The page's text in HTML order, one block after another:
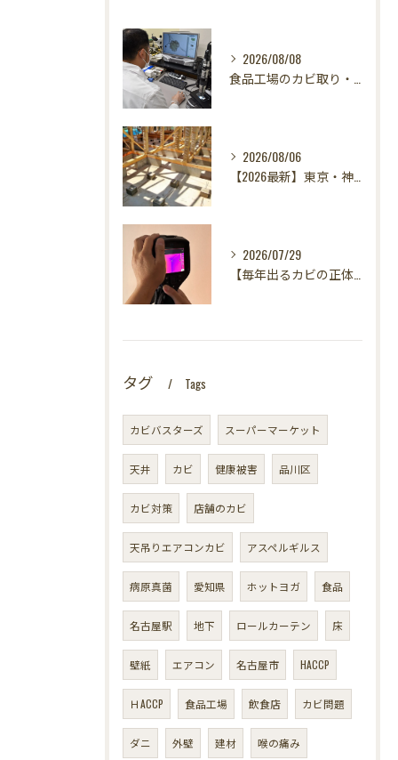
2026/08/08
2026/08/06
2026/07/29
タグ Tags
カビバスターズ スーパーマーケット
天井 カビ 健康被害 品川区
カビ対策 店舗のカビ
天吊りエアコンカビ アスペルギルス
病原真菌 愛知県 ホットヨガ 食品
名古屋駅 地下 ロールカーテン 床
壁紙 エアコン 名古屋市 HACCP
ＨACCP 食品工場 飲食店 カビ問題
ダニ 外壁 建材 喉の痛み